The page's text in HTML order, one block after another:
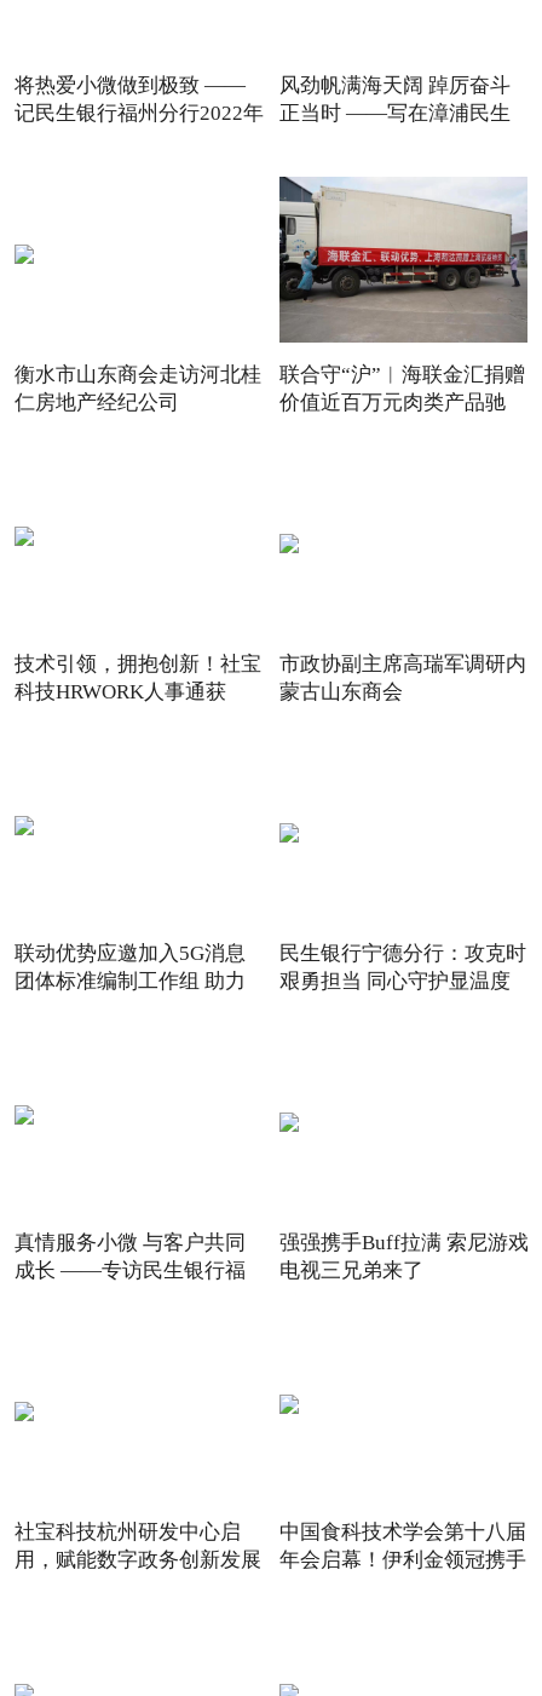
将热爱小微做到极致 ——
记民生银行福州分行2022年
风劲帆满海天阔 踔厉奋斗
正当时 ——写在漳浦民生
衡水市山东商会走访河北桂
仁房地产经纪公司
联合守“沪”︱海联金汇捐赠
价值近百万元肉类产品驰
技术引领，拥抱创新！社宝
科技HRWORK人事通获
市政协副主席高瑞军调研内
蒙古山东商会
联动优势应邀加入5G消息
团体标准编制工作组 助力
民生银行宁德分行：攻克时
艰勇担当 同心守护显温度
真情服务小微 与客户共同
成长 ——专访民生银行福
强强携手Buff拉满 索尼游戏
电视三兄弟来了
社宝科技杭州研发中心启
用，赋能数字政务创新发展
中国食科技术学会第十八届
年会启幕！伊利金领冠携手